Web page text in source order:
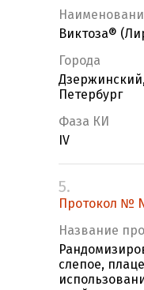
Виктоза®
Города
Петербург
Фаза КИ
IV
5.
Протокол №
Название
слепое,